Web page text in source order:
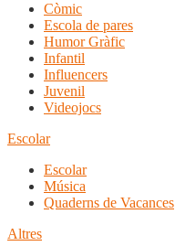
Còmic
Escola de pares
Humor Gràfic
Infantil
Influencers
Juvenil
Videojocs
Escolar
Escolar
Música
Quaderns de Vacances
Altres